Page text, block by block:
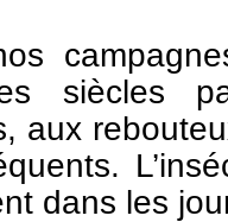
siècles
aux
dans les